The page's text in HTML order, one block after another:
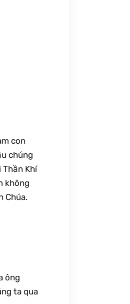
con
chúng
Khí
không
Chúa.
ông
ta qua